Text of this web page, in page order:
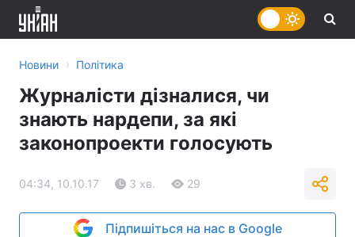
Новини › Політика
Журналісти дізналися, чи
знають нардепи, за які
законопроекти голосують
04:34, 10.10.17 3 хв. 29
Підпишіться на нас в Google